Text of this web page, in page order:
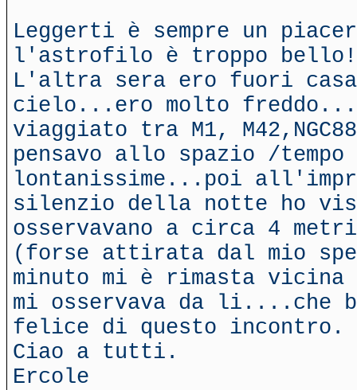
Leggerti è sempre un
l'astrofilo è troppo bello!
L'altra sera ero fuori
cielo...ero molto
viaggiato tra M1,
pensavo allo spazio /
lontanissime...poi
silenzio della notte ho
osservavano a circa 4
(forse attirata dal mio
minuto mi è rimasta
mi osservava da li....che
felice di questo incontro.
Ciao a tutti.
Ercole